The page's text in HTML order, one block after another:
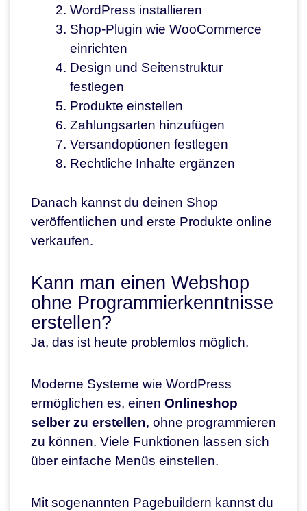
WordPress installieren
Shop-Plugin wie WooCommerce
einrichten
Design und Seitenstruktur
festlegen
Produkte einstellen
Zahlungsarten hinzufügen
Versandoptionen festlegen
Rechtliche Inhalte ergänzen
Danach kannst du deinen Shop
veröffentlichen und erste Produkte online
verkaufen.
Kann man einen Webshop
ohne Programmierkenntnisse
erstellen?
Ja, das ist heute problemlos möglich.
Moderne Systeme wie WordPress
ermöglichen es, einen Onlineshop
selber zu erstellen, ohne programmieren
zu können. Viele Funktionen lassen sich
über einfache Menüs einstellen.
Mit sogenannten Pagebuildern kannst du